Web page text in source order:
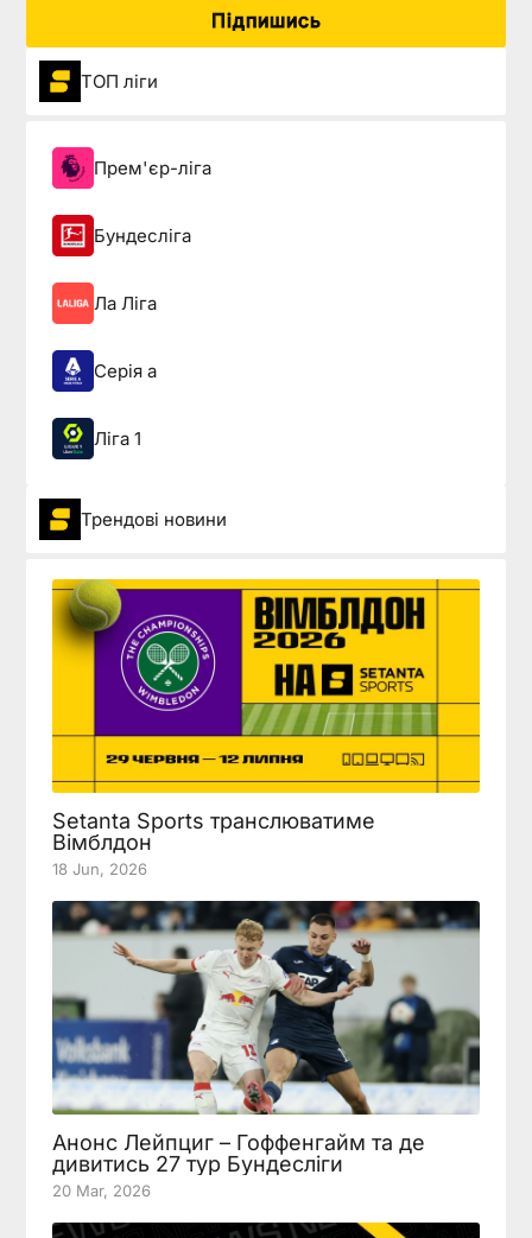
Підпишись
ТОП ліги
Прем'єр-ліга
Бундесліга
Ла Ліга
Серія а
Ліга 1
Трендові новини
Setanta Sports транслюватиме
Вімблдон
18 Jun, 2026
Анонс Лейпциг – Гоффенгайм та де
дивитись 27 тур Бундесліги
20 Mar, 2026